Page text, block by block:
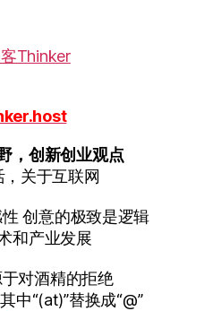
，创新创业观点
关于互联网
创意的极致是逻辑
和产业发展
对酒精的拒绝
中“(at)”替换成“@”